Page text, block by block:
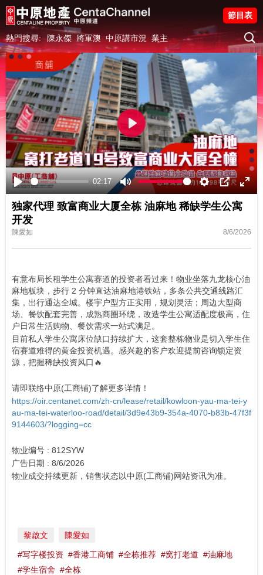
熱門搜尋: 陳永傑 將軍澳 中原講市況 業主
節目表
Play
02:17
Mute Settings
PIP
Play
独家代理 致富商业大厦全栋 油麻地 稀缺学生公寓
开发
陳愛如 8/6/2026
有意布局长租学生公寓赛道的投资者看过来！物业坐落九龙核心油
麻地板块，步行 2 分钟直达油麻地港铁站，多条公共交通线路汇
集，出行通达全城。楼宇户型方正实用，规划灵活；周边大型商
场、餐饮配套完善，成熟商圈环绕，改造学生公寓适配度极高，住
户日常生活购物、餐饮需求一站式满足。
目前私人学生公寓床位缺口持续扩大，这套整栋物业是切入学生住
宿赛道难得的黄金投资机遇。感兴趣的客户欢迎提前咨询锁定资
源，把握稀缺投资风口🔥
请即联络中原(工商铺)了解更多详情！
https://oir.centanet.com/zh-cn/lease/retail/kowloon-yau-ma-tei-y
au-ma-tei-waterloo-road/detail/3d9e43b9-354a-4070-b83b-47f3f
9144603/?logging=cc
物业编号 : 812SYW
广告日期 : 8/6/2026
物业成交持续更新，销售状态以中原(工商铺)网站资讯为准。
黎啟文 陳愛如
#写字楼投资 #香港工商铺 #全栋推荐 #窝打老道 #油麻地
#学生宿舍 #全栋